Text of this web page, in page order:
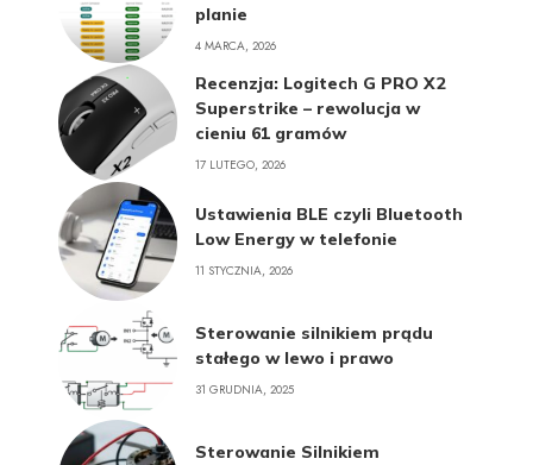
planie
4 MARCA, 2026
Recenzja: Logitech G PRO X2
Superstrike – rewolucja w
cieniu 61 gramów
17 LUTEGO, 2026
Ustawienia BLE czyli Bluetooth
Low Energy w telefonie
11 STYCZNIA, 2026
Sterowanie silnikiem prądu
stałego w lewo i prawo
31 GRUDNIA, 2025
Sterowanie Silnikiem